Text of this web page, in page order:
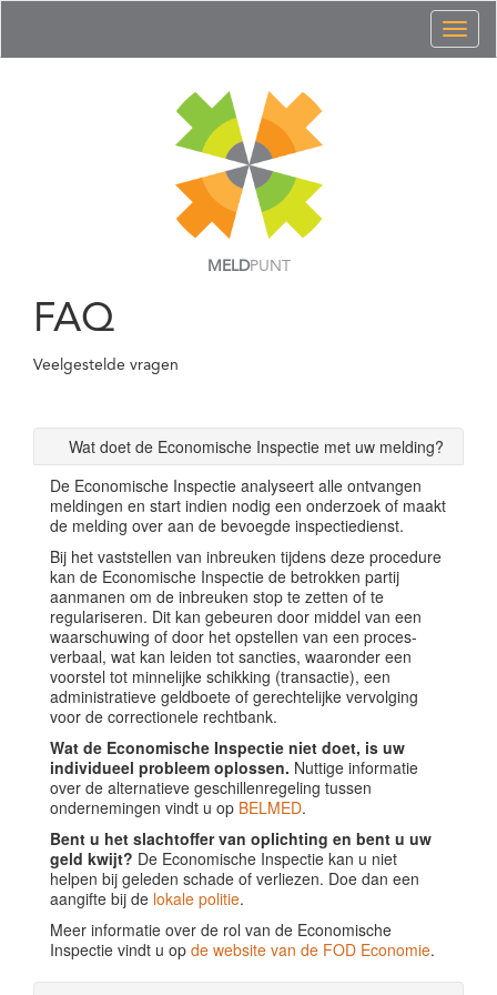
MELDPUNT
FAQ
Veelgestelde vragen
Wat doet de Economische Inspectie met uw melding?
De Economische Inspectie analyseert alle ontvangen
meldingen en start indien nodig een onderzoek of maakt
de melding over aan de bevoegde inspectiedienst.
Bij het vaststellen van inbreuken tijdens deze procedure
kan de Economische Inspectie de betrokken partij
aanmanen om de inbreuken stop te zetten of te
regulariseren. Dit kan gebeuren door middel van een
waarschuwing of door het opstellen van een proces-
verbaal, wat kan leiden tot sancties, waaronder een
voorstel tot minnelijke schikking (transactie), een
administratieve geldboete of gerechtelijke vervolging
voor de correctionele rechtbank.
Wat de Economische Inspectie niet doet, is uw
individueel probleem oplossen. Nuttige informatie
over de alternatieve geschillenregeling tussen
ondernemingen vindt u op BELMED.
Bent u het slachtoffer van oplichting en bent u uw
geld kwijt? De Economische Inspectie kan u niet
helpen bij geleden schade of verliezen. Doe dan een
aangifte bij de lokale politie.
Meer informatie over de rol van de Economische
Inspectie vindt u op de website van de FOD Economie.